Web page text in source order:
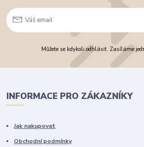
Můžete se kdykoli odhlásit. Zasíláme
INFORMACE PRO ZÁKAZNÍKY
Jak nakupovat
Obchodní podmínky